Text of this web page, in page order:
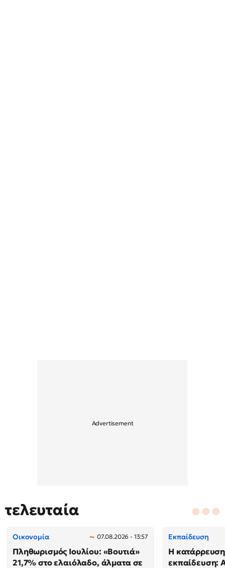
τελευταία
Οικονομία 07.08.2026 - 13:57
Πληθωρισμός Ιουλίου: «Βουτιά»
21,7% στο ελαιόλαδο, άλματα σε
Εκπαίδευση
Η
εκπαίδευση: